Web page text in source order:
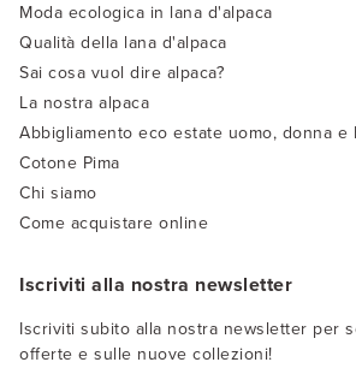
Moda ecologica in lana d'alpaca
Qualità della lana d'alpaca
Sai cosa vuol dire alpaca?
La nostra alpaca
Abbigliamento eco estate uomo, donna e
Cotone Pima
Chi siamo
Come acquistare online
Iscriviti alla nostra newsletter
Iscriviti subito alla nostra newsletter per
offerte e sulle nuove collezioni!